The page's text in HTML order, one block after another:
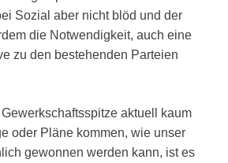
Sozial aber nicht blöd und der
die Notwendigkeit, auch eine
zu den bestehenden Parteien
aktuell kaum
oder Pläne kommen, wie unser
gewonnen werden kann, ist es